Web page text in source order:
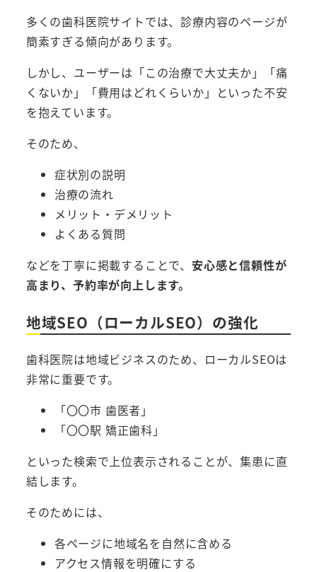
多くの歯科医院サイトでは、診療内容のページが
簡素すぎる傾向があります。
しかし、ユーザーは「この治療で大丈夫か」「痛
くないか」「費用はどれくらいか」といった不安
を抱えています。
そのため、
症状別の説明
治療の流れ
メリット・デメリット
よくある質問
などを丁寧に掲載することで、 安心感と信頼性が
高まり、予約率が向上します。
地域SEO（ローカルSEO）の強化
歯科医院は地域ビジネスのため、ローカルSEOは
非常に重要です。
「〇〇市 歯医者」
「〇〇駅 矯正歯科」
といった検索で上位表示されることが、集患に直
結します。
そのためには、
各ページに地域名を自然に含める
アクセス情報を明確にする